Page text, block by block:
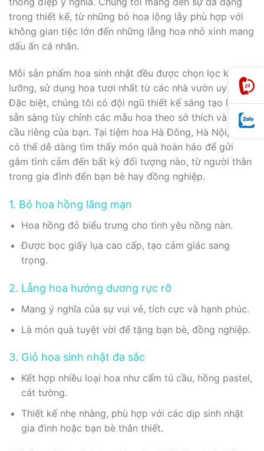
trong thiết kế, từ những bó hoa lộng lẫy phù hợp với
không gian tiệc lớn đến những lẵng hoa nhỏ xinh mang
dấu ấn cá nhân.
Mỗi sản phẩm hoa sinh nhật đều được chọn lọc kỹ
lưỡng, sử dụng hoa tươi nhất từ các nhà vườn uy tín.
Đặc biệt, chúng tôi có đội ngũ thiết kế sáng tạo luôn
sẵn sàng tùy chỉnh các mẫu hoa theo sở thích và yêu
cầu riêng của bạn. Tại tiệm hoa Hà Đông, Hà Nội, bạn
có thể dễ dàng tìm thấy món quà hoàn hảo để gửi
gắm tình cảm đến bất kỳ đối tượng nào, từ người thân
trong gia đình đến bạn bè hay đồng nghiệp.
1. Bó hoa hồng lãng mạn
Hoa hồng đỏ biểu trưng cho tình yêu nồng nàn.
Được bọc giấy lụa cao cấp, tạo cảm giác sang
trọng.
2. Lẵng hoa hướng dương rực rỡ
Mang ý nghĩa của sự vui vẻ, tích cực và hạnh phúc.
Là món quà tuyệt vời để tặng bạn bè, đồng nghiệp.
3. Giỏ hoa sinh nhật đa sắc
Kết hợp nhiều loại hoa như cẩm tú cầu, hồng pastel,
cát tường.
Thiết kế nhẹ nhàng, phù hợp với các dịp sinh nhật
gia đình hoặc bạn bè thân thiết.